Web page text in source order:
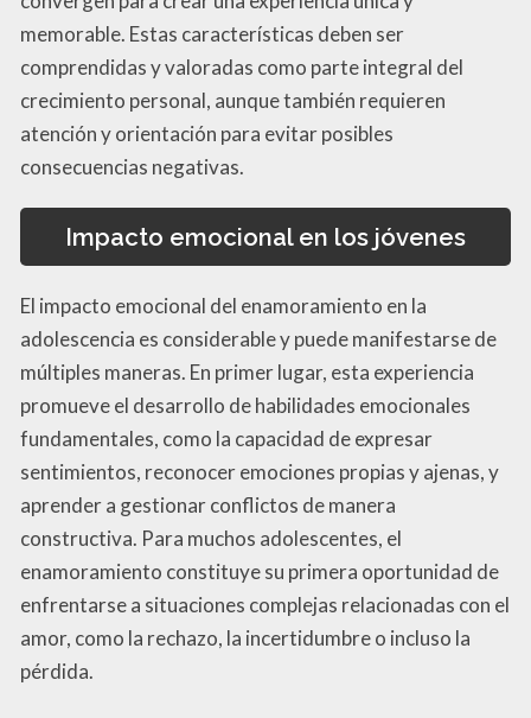
memorable. Estas características deben ser
comprendidas y valoradas como parte integral del
crecimiento personal, aunque también requieren
atención y orientación para evitar posibles
consecuencias negativas.
Impacto emocional en los jóvenes
El impacto emocional del enamoramiento en la
adolescencia es considerable y puede manifestarse de
múltiples maneras. En primer lugar, esta experiencia
promueve el desarrollo de habilidades emocionales
fundamentales, como la capacidad de expresar
sentimientos, reconocer emociones propias y ajenas, y
aprender a gestionar conflictos de manera
constructiva. Para muchos adolescentes, el
enamoramiento constituye su primera oportunidad de
enfrentarse a situaciones complejas relacionadas con el
amor, como la rechazo, la incertidumbre o incluso la
pérdida.